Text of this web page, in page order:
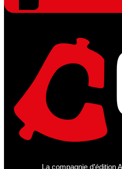
La compagnie d’édition